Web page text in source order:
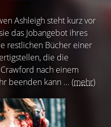
Ashleigh steht kurz vor
das Jobangebot ihres
restlichen Bücher einer
die die
nach einem
beenden kann ... (mehr)